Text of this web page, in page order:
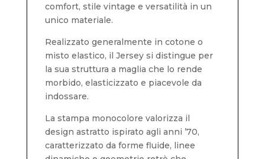
comfort, stile vintage e versatilità in un
unico materiale.
Realizzato generalmente in cotone o
misto elastico, il Jersey si distingue per
la sua struttura a maglia che lo rende
morbido, elasticizzato e piacevole da
indossare.
La stampa monocolore valorizza il
design astratto ispirato agli anni ’70,
caratterizzato da forme fluide, linee